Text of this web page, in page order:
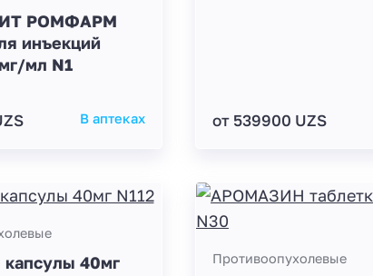
РОМФАРМ
инъекций
мл N1
В аптеках от 539900 UZS
40мг
Противоопухолевые